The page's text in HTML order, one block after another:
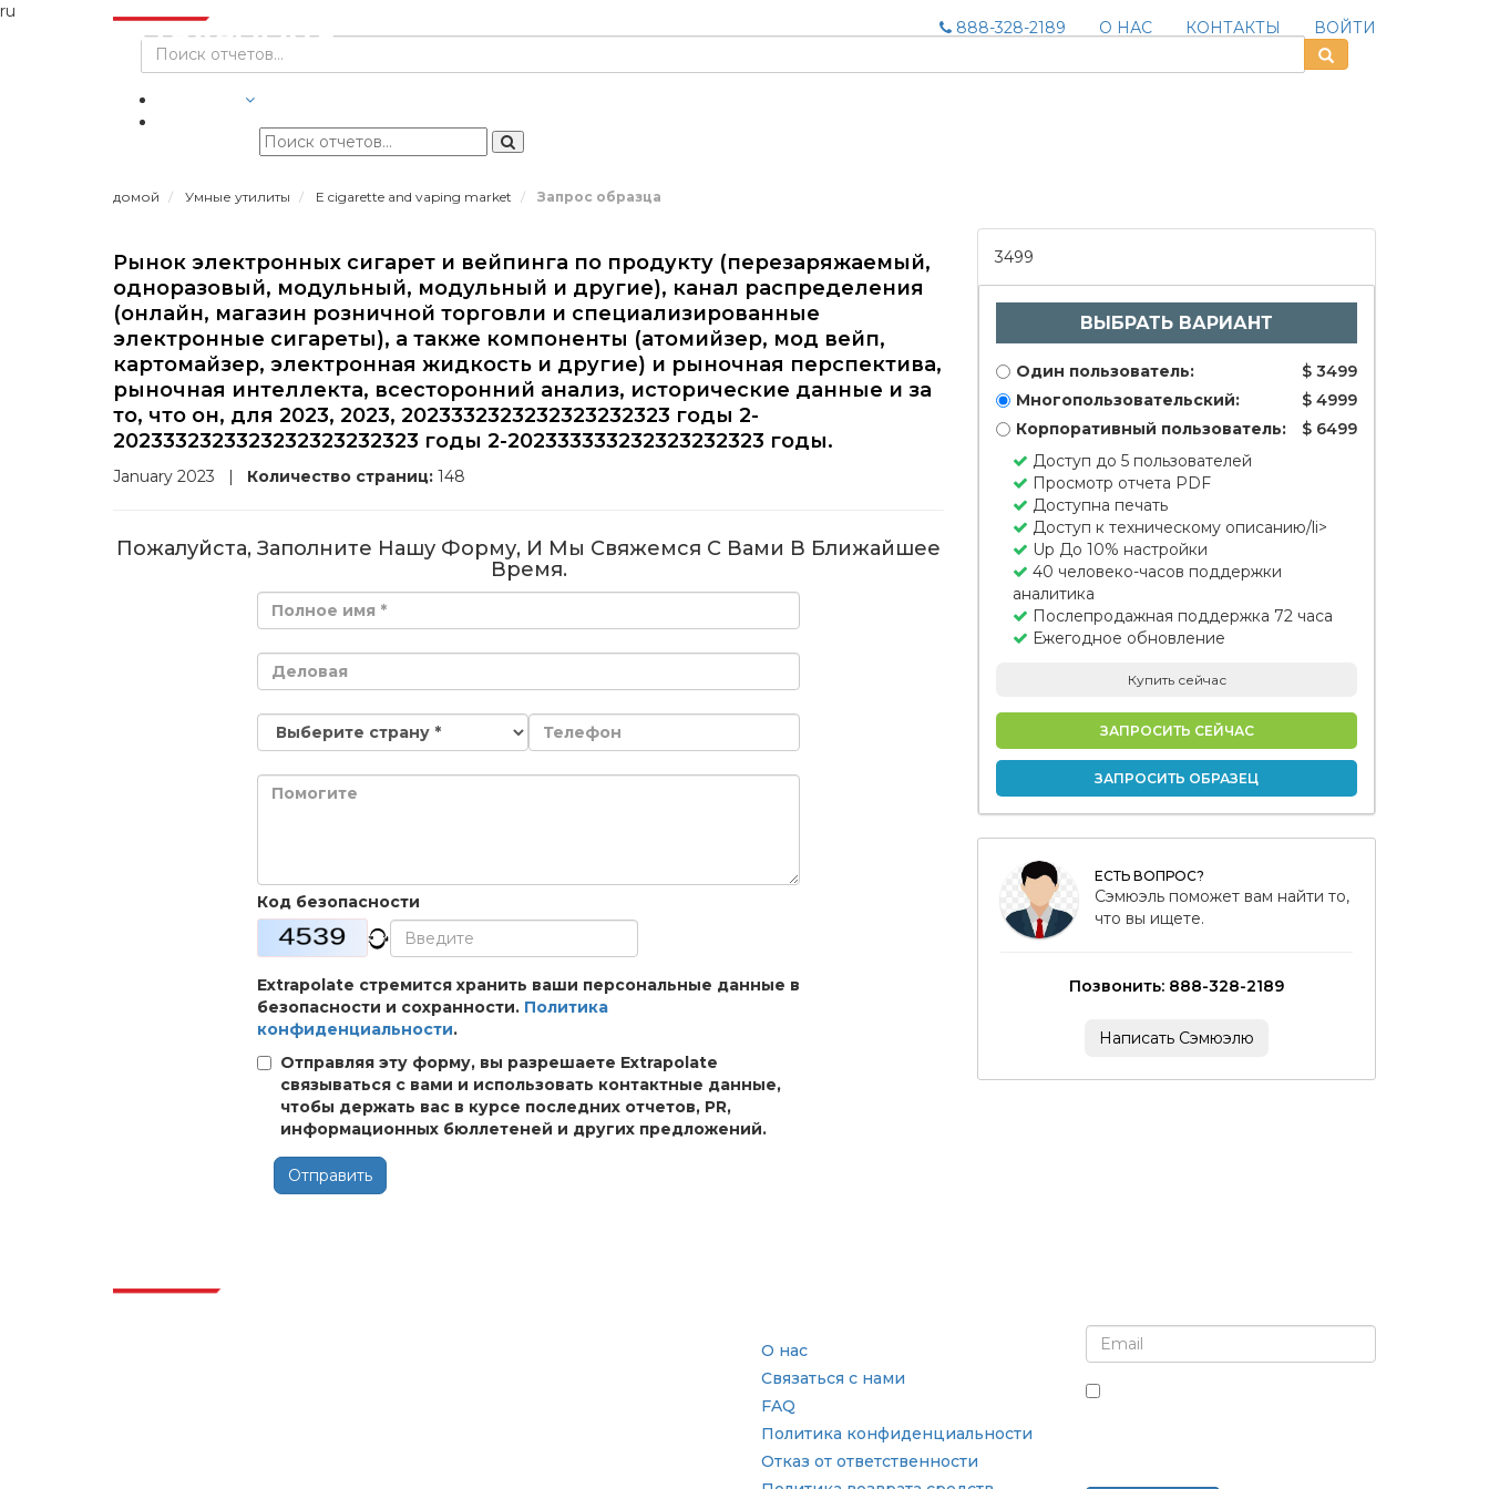
ru
888-328-2189
О НАС КОНТАКТЫ ВОЙТИ
домой Умные утилиты E cigarette and vaping market Запрос образца
Рынок электронных сигарет и вейпинга по продукту (перезаряжаемый,
одноразовый, модульный, модульный и другие), канал распределения
(онлайн, магазин розничной торговли и специализированные
электронные сигареты), а также компоненты (атомийзер, мод вейп,
картомайзер, электронная жидкость и другие) и рыночная перспектива,
рыночная интеллекта, всесторонний анализ, исторические данные и за
то, что он, для 2023, 2023, 2023332323232323232323 годы 2-
2023332323323232323232323 годы 2-202333333232323232323 годы.
January 2023 | Количество страниц: 148
Пожалуйста, Заполните Нашу Форму, И Мы Свяжемся С Вами В Ближайшее
Время.
Код безопасности
Extrapolate стремится хранить ваши персональные данные в
безопасности и сохранности. Политика
конфиденциальности.
Отправляя эту форму, вы разрешаете Extrapolate
связываться с вами и использовать контактные данные,
чтобы держать вас в курсе последних отчетов, PR,
информационных бюллетеней и других предложений.
Отправить
3499
ВЫБРАТЬ ВАРИАНТ
Один пользователь:
$ 3499
Многопользовательский:
$ 4999
Корпоративный пользователь:
$ 6499
Доступ до 5 пользователей
Просмотр отчета PDF
Доступна печать
Доступ к техническому описанию/li>
Up До 10% настройки
40 человеко-часов поддержки
аналитика
Послепродажная поддержка 72 часа
Ежегодное обновление
Купить сейчас
ЗАПРОСИТЬ СЕЙЧАС
ЗАПРОСИТЬ ОБРАЗЕЦ
ЕСТЬ ВОПРОС?
Сэмюэль поможет вам найти то,
что вы ищете.
Позвонить: 888-328-2189
Написать Сэмюэлю
О нас
Связаться с нами
FAQ
Политика конфиденциальности
Отказ от ответственности